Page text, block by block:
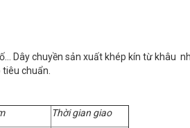
Dây chuyền sản xuất khép kín từ khâu
chuẩn.
Thời gian giao